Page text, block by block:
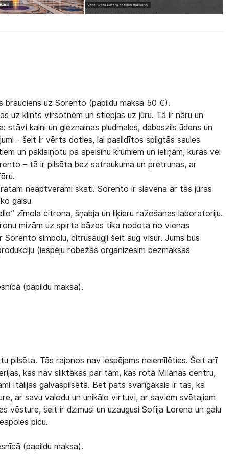
brauciens uz Sorento (papildu maksa 50 €).
uz klints virsotnēm un stiepjas uz jūru. Tā ir nāru un
stāvi kalni un gleznainas pludmales, debeszils ūdens un
- šeit ir vērts doties, lai pasildītos spilgtās saules
un paklaiņotu pa apelsīnu krūmiem un ieliņām, kuras vēl
– tā ir pilsēta bez satraukuma un pretrunas, ar
neaptverami skati. Sorento ir slavena ar tās jūras
gaisu
zīmola citrona, šņabja un liķieru ražošanas laboratoriju.
mizām uz spirta bāzes tika nodota no vienas
simbolu, citrusaugļi šeit aug visur. Jums būs
(iespēju robežās organizēsim bezmaksas
(papildu maksa).
pilsēta. Tās rajonos nav iespējams neiemīlēties. Šeit arī
kas nav sliktākas par tām, kas rotā Milānas centru,
Itālijas galvaspilsētā. Bet pats svarīgākais ir tas, ka
ar savu valodu un unikālo virtuvi, ar saviem svētajiem
vēsture, šeit ir dzimusi un uzaugusi Sofija Lorena un galu
picu.
(papildu maksa).